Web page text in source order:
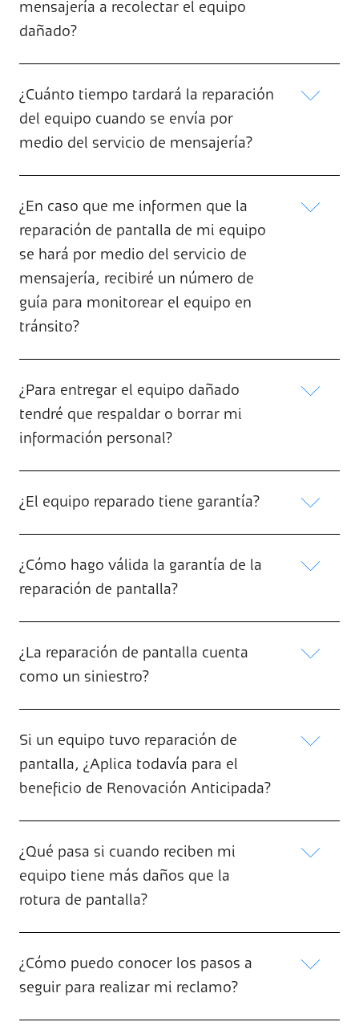
mensajería a recolectar el equipo
dañado?
¿Cuánto tiempo tardará la reparación
del equipo cuando se envía por
medio del servicio de mensajería?
¿En caso que me informen que la
reparación de pantalla de mi equipo
se hará por medio del servicio de
mensajería, recibiré un número de
guía para monitorear el equipo en
tránsito?
¿Para entregar el equipo dañado
tendré que respaldar o borrar mi
información personal?
¿El equipo reparado tiene garantía?
¿Cómo hago válida la garantía de la
reparación de pantalla?
¿La reparación de pantalla cuenta
como un siniestro?
Si un equipo tuvo reparación de
pantalla, ¿Aplica todavía para el
beneficio de Renovación Anticipada?
¿Qué pasa si cuando reciben mi
equipo tiene más daños que la
rotura de pantalla?
¿Cómo puedo conocer los pasos a
seguir para realizar mi reclamo?